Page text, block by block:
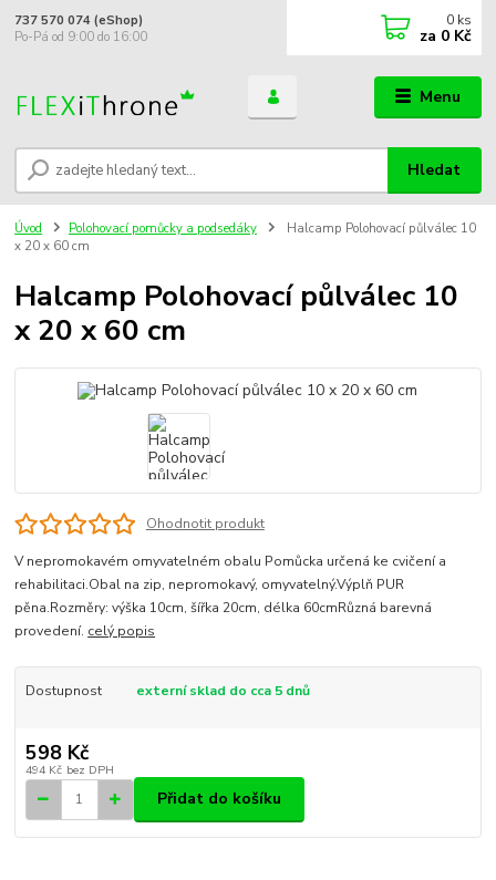
Menu
Hledat
737 570 074 (eShop)
Po-Pá od 9:00 do 16:00
0 ks
za 0 Kč
Úvod Polohovací pomůcky a podsedáky
Halcamp Polohovací půlválec 10
x 20 x 60 cm
Halcamp Polohovací půlválec 10
x 20 x 60 cm
Ohodnotit produkt
V nepromokavém omyvatelném obalu Pomůcka určená ke cvičení a
rehabilitaci.Obal na zip, nepromokavý, omyvatelný.Výplň PUR
pěna.Rozměry: výška 10cm, šířka 20cm, délka 60cmRůzná barevná
provedení. celý popis
Dostupnost externí sklad do cca 5 dnů
598 Kč
494 Kč bez DPH
Přidat do košíku